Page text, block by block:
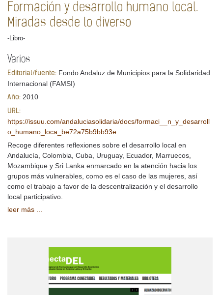
Formación y desarrollo humano local.
Miradas desde lo diverso
-Libro-
Varios
Editorial/fuente: Fondo Andaluz de Municipios para la Solidaridad
Internacional (FAMSI)
Año: 2010
URL:
https://issuu.com/andaluciasolidaria/docs/formaci__n_y_desarroll
o_humano_loca_be72a75b9bb93e
Recoge diferentes reflexiones sobre el desarrollo local en
Andalucía, Colombia, Cuba, Uruguay, Ecuador, Marruecos,
Mozambique y Sri Lanka enmarcado en la atención hacia los
grupos más vulnerables, como es el caso de las mujeres, así
como el trabajo a favor de la descentralización y el desarrollo
local participativo.
leer más ...